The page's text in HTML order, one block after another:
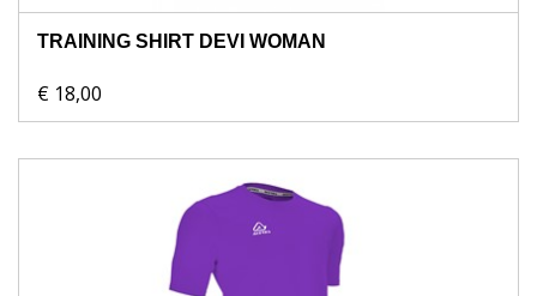
TRAINING SHIRT DEVI WOMAN
€ 18,00